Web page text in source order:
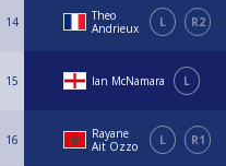
14
Theo
Andrieux
L R2
15 Ian McNamara L
16
Rayane
Ait Ozzo
L R1